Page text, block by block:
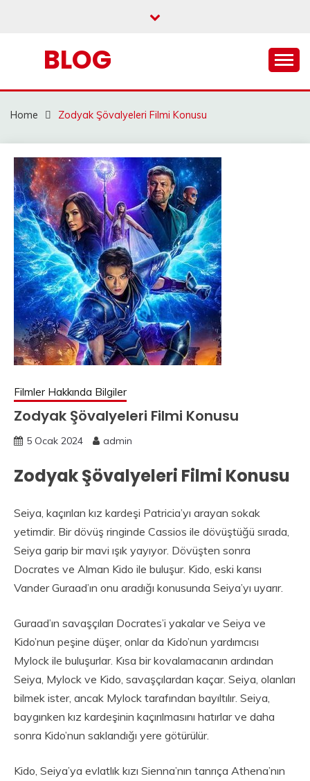
BLOG
Home Zodyak Şövalyeleri Filmi Konusu
Filmler Hakkında Bilgiler
Zodyak Şövalyeleri Filmi Konusu
5 Ocak 2024 admin
Zodyak Şövalyeleri Filmi Konusu
Seiya, kaçırılan kız kardeşi Patricia’yı arayan sokak
yetimdir. Bir dövüş ringinde Cassios ile dövüştüğü sırada,
Seiya garip bir mavi ışık yayıyor. Dövüşten sonra
Docrates ve Alman Kido ile buluşur. Kido, eski karısı
Vander Guraad’ın onu aradığı konusunda Seiya’yı uyarır.
Guraad’ın savaşçıları Docrates’i yakalar ve Seiya ve
Kido’nun peşine düşer, onlar da Kido’nun yardımcısı
Mylock ile buluşurlar. Kısa bir kovalamacanın ardından
Seiya, Mylock ve Kido, savaşçılardan kaçar. Seiya, olanları
bilmek ister, ancak Mylock tarafından bayıltılır. Seiya,
baygınken kız kardeşinin kaçırılmasını hatırlar ve daha
sonra Kido’nun saklandığı yere götürülür.
Kido, Seiya’ya evlatlık kızı Sienna’nın tanrıça Athena’nın